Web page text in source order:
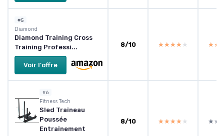
#5
‎Diamond
Diamond Training Cross
Training Professi...
Voir l'offre
8/10 ★★★★★
★★★★★
#6
‎Fitness Tech
Sled Traîneau
Poussée
Entraînement
8/10 ★★★★★
★★★★★